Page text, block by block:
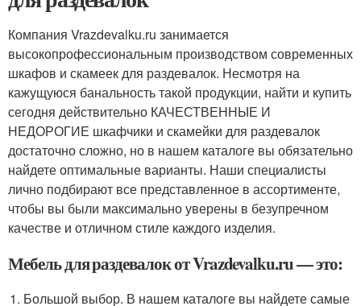
Компания Vrazdevalku.ru занимается
высокопрофессиональным производством современных
шкафов и скамеек для раздевалок. Несмотря на
кажущуюся банальность такой продукции, найти и купить
сегодня действительно КАЧЕСТВЕННЫЕ И
НЕДОРОГИЕ шкафчики и скамейки для раздевалок
достаточно сложно, но в нашем каталоге вы обязательно
найдете оптимальные варианты. Наши специалисты
лично подбирают все представленное в ассортименте,
чтобы вы были максимально уверены в безупречном
качестве и отличном стиле каждого изделия.
Мебель для раздевалок от Vrazdevalku.ru — это:
Большой выбор. В нашем каталоге вы найдете самые